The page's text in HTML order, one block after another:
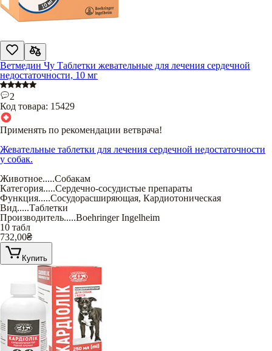
Ветмедин Чу Таблетки жевательные для лечения сердечной
недостаточности, 10 мг
2
Код товара: 15429
Применять по рекомендации ветврача!
Жевательные таблетки для лечения сердечной недостаточности
у собак.
Животное.....Собакам
Категория.....Сердечно-сосудистые препараты
Функция.....Сосудорасширяющая, Кардиотоническая
Вид.....Таблетки
Производитель.....Boehringer Ingelheim
10 табл
732,00₴
Купить